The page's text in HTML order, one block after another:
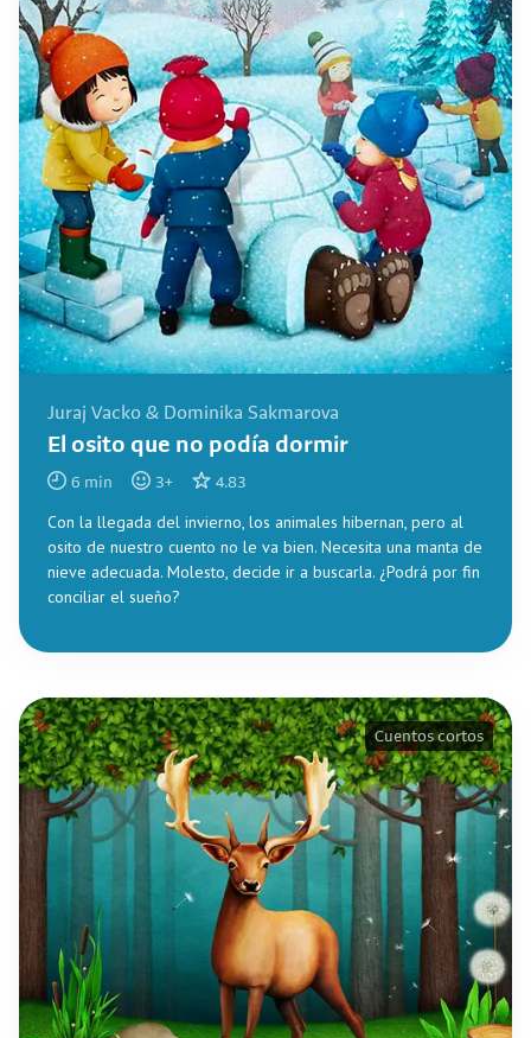
Juraj Vacko & Dominika Sakmarova
El osito que no podía dormir
6 min 3+ 4.83
Con la llegada del invierno, los animales hibernan, pero al
osito de nuestro cuento no le va bien. Necesita una manta de
nieve adecuada. Molesto, decide ir a buscarla. ¿Podrá por fin
conciliar el sueño?
Cuentos cortos